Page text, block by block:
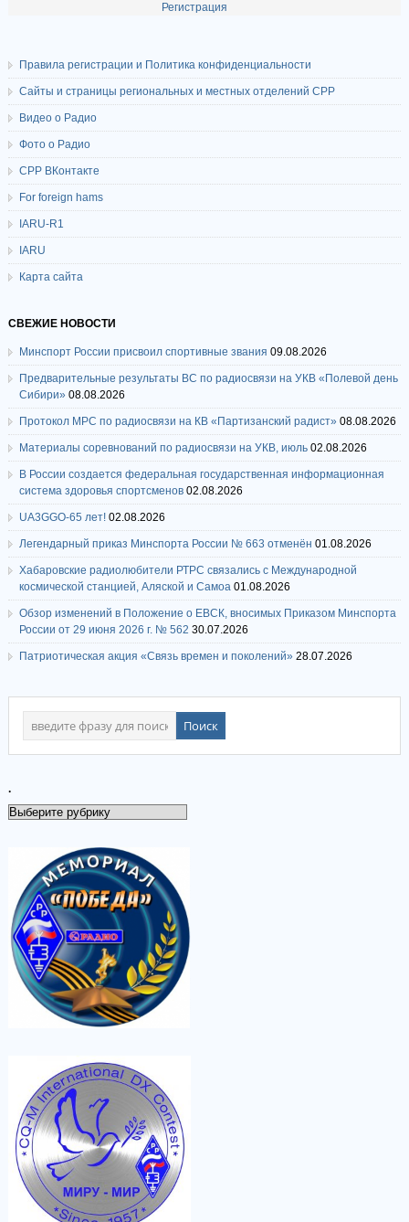
Регистрация
Правила регистрации и Политика конфиденциальности
Сайты и страницы региональных и местных отделений СРР
Видео о Радио
Фото о Радио
СРР ВКонтакте
For foreign hams
IARU-R1
IARU
Карта сайта
СВЕЖИЕ НОВОСТИ
Минспорт России присвоил спортивные звания 09.08.2026
Предварительные результаты ВС по радиосвязи на УКВ «Полевой день
Сибири» 08.08.2026
Протокол МРС по радиосвязи на КВ «Партизанский радист» 08.08.2026
Материалы соревнований по радиосвязи на УКВ, июль 02.08.2026
В России создается федеральная государственная информационная
система здоровья спортсменов 02.08.2026
UA3GGO-65 лет! 02.08.2026
Легендарный приказ Минспорта России № 663 отменён 01.08.2026
Хабаровские радиолюбители РТРС связались с Международной
космической станцией, Аляской и Самоа 01.08.2026
Обзор изменений в Положение о ЕВСК, вносимых Приказом Минспорта
России от 29 июня 2026 г. № 562 30.07.2026
Патриотическая акция «Связь времен и поколений» 28.07.2026
.